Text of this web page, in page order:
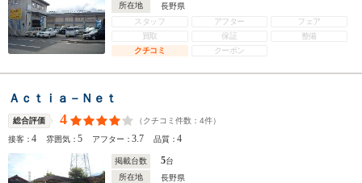
所在地
長野県
スタッフ
アフター
フェア
買取
保証
整備
クチコミ
クーポン
Ａｃｔｉａ－Ｎｅｔ
総合評価 4 （クチコミ件数： 4件）
接客：4 雰囲気：5 アフター：3.7 品質：4
掲載台数 5台
所在地
長野県